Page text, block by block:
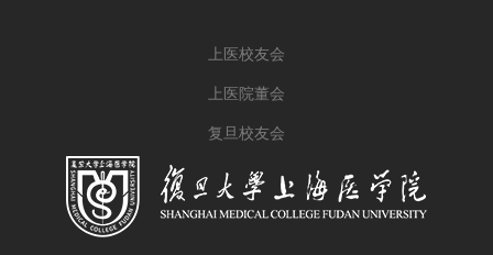
上医校友会
上医院董会
复旦校友会